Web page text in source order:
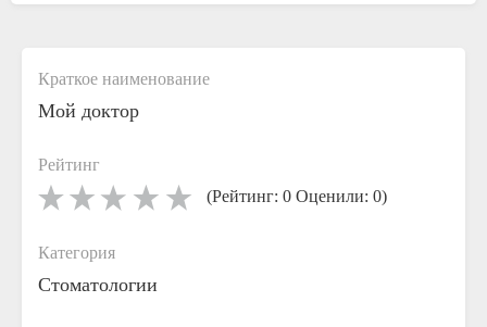
Краткое наименование
Мой доктор
Рейтинг
(Рейтинг: 0 Оценили: 0)
Категория
Стоматологии